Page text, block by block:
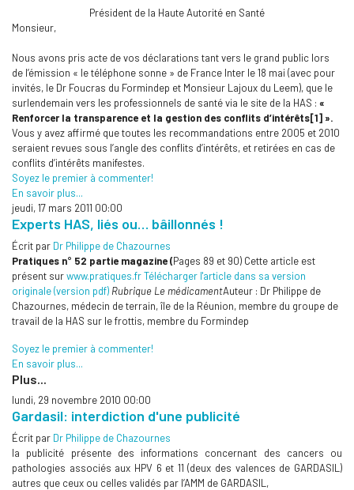
Président de la Haute Autorité en Santé
Monsieur,
Nous avons pris acte de vos déclarations tant vers le grand public lors
de l’émission « le téléphone sonne » de France Inter le 18 mai (avec pour
invités, le Dr Foucras du Formindep et Monsieur Lajoux du Leem), que le
surlendemain vers les professionnels de santé via le site de la HAS : «
Renforcer la transparence et la gestion des conflits d’intérêts[1] ».
Vous y avez affirmé que toutes les recommandations entre 2005 et 2010
seraient revues sous l’angle des conflits d’intérêts, et retirées en cas de
conflits d’intérêts manifestes.
Soyez le premier à commenter!
En savoir plus...
jeudi, 17 mars 2011 00:00
Experts HAS, liés ou… bâillonnés !
Écrit par Dr Philippe de Chazournes
Pratiques n° 52 partie magazine (Pages 89 et 90) Cette article est
présent surwww.pratiques.frTélécharger l'article dans sa version
originale (version pdf) Rubrique Le médicamentAuteur : Dr Philippe de
Chazournes, médecin de terrain, île de la Réunion, membre du groupe de
travail de la HAS sur le frottis, membre du Formindep
Soyez le premier à commenter!
En savoir plus...
Plus...
lundi, 29 novembre 2010 00:00
Gardasil: interdiction d'une publicité
Écrit par Dr Philippe de Chazournes
la publicité présente des informations concernant des cancers ou
pathologies associés aux HPV 6 et 11 (deux des valences de GARDASIL)
autres que ceux ou celles validés par l’AMM de GARDASIL,